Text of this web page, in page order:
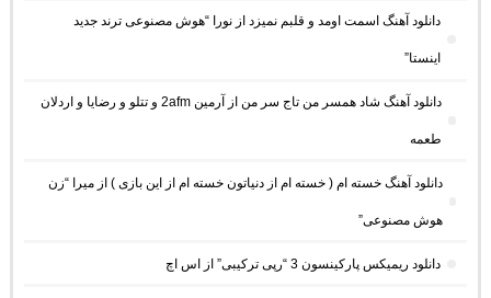
دانلود آهنگ اسمت اومد و قلبم نمیزد از نورا “هوش مصنوعی ترند جدید
اینستا”
دانلود آهنگ شاد همسر من تاج سر من از آرمین 2afm و تتلو و رضایا و اردلان
طعمه
دانلود آهنگ خسته ام ( خسته ام از دنیاتون خسته ام از این بازی ) از میرا “زن
هوش مصنوعی”
دانلود ریمیکس پارکینسون 3 “رپی ترکیبی” از اس اچ